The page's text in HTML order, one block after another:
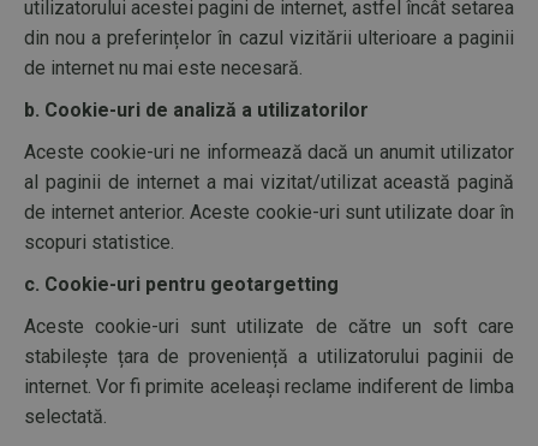
utilizatorului acestei pagini de internet, astfel încât setarea
din nou a preferințelor în cazul vizitării ulterioare a paginii
de internet nu mai este necesară.
b. Cookie-uri de analiză a utilizatorilor
Aceste cookie-uri ne informează dacă un anumit utilizator
al paginii de internet a mai vizitat/utilizat această pagină
de internet anterior. Aceste cookie-uri sunt utilizate doar în
scopuri statistice.
c. Cookie-uri pentru geotargetting
Aceste cookie-uri sunt utilizate de către un soft care
stabilește țara de proveniență a utilizatorului paginii de
internet. Vor fi primite aceleași reclame indiferent de limba
selectată.